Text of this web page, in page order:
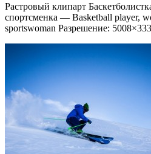
Растровый клипарт
спортсменка — Basketball player,
sportswoman Разрешение: